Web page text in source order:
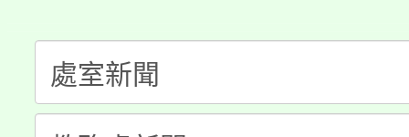
半價優惠，詳情可洽有
者。
份教師研習
淨零綠生活教案入校路
會
115年食農教育專業人